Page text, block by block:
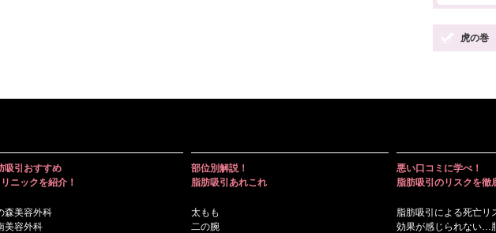
虎の巻
吸引おすすめ
ニックを紹介！
森美容外科
美容外科
部位別解説！
脂肪吸引あれこれ
太もも
二の腕
悪い口コミに学べ！
脂肪吸引のリスクを徹
脂肪吸引による死亡リ
効果が感じられない…